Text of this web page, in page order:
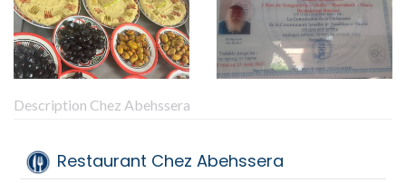
Description Chez Abehssera
Restaurant Chez Abehssera